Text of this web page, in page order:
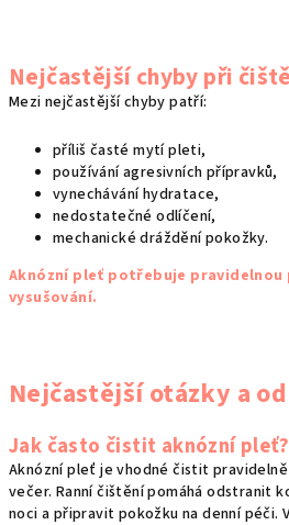
Nejčastější chyby při
Mezi nejčastější chyby patří:
příliš časté mytí pleti,
používání agresivních přípravků,
vynechávání hydratace,
nedostatečné odlíčení,
mechanické dráždění pokožky.
Aknózní pleť potřebuje pravidelnou
vysušování.
Nejčastější otázky a
Jak často čistit aknózní pleť?
Aknózní pleť je vhodné čistit
večer. Ranní čištění pomáhá odstranit
noci a připravit pokožku na denní